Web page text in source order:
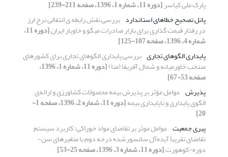
پارک ملی کیاسر[دوره 11، شماره 1، 1396، صفحه 211-239]
پانل تصحیح خطاهای استاندارد بررسی نقش رابطه ی انتقالی نرخ ارز
در رفتار قیمت گذاری برای بازار صادرات میگو و خاویار ایران [دوره 11،
شماره 4، 1396، صفحه 107-125]
پایداری الگوهای تجاری بررسی پایداری الگوهای تجاری برای کشورهای
منتخب خاورمیانه و شمال آفریقا (منا) [دوره 11، شماره 1، 1396،
صفحه 53-67]
پذیرش عوامل مؤثر بر پذیرش بیمه محصولات کشاورزی و ارائه‌ی
الگوی پایداری و ناپایداری بیمه [دوره 11، شماره 2، 1396، صفحه 1-
20]
پیری جمعیت عوامل موثر بر تقاضای مواد خوراکی: کاربرد سیستم
تقاضای تقریباً آیده‌آل سانسورشده درجه دوم با متغیرهای سن-
دوره-کوهورت[دوره 11، شماره 3، 1396، صفحه 25-53]